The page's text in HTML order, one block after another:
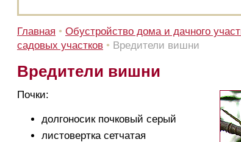
Главная • Обустройство дома и дачного
садовых участков • Вредители вишни
Вредители вишни
Почки:
долгоносик почковый серый
листовертка сетчатая